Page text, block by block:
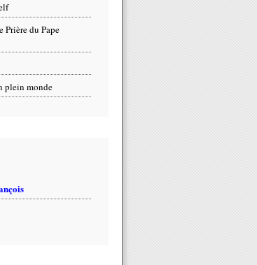
Prière du Pape
plein monde